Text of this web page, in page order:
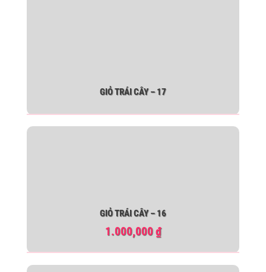
GIỎ TRÁI CÂY – 17
GIỎ TRÁI CÂY – 16
1.000,000₫